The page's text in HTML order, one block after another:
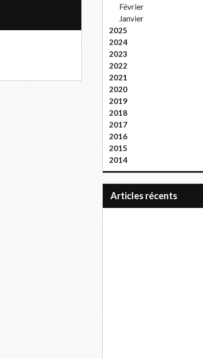
Février
Janvier
2025
2024
2023
2022
2021
2020
2019
2018
2017
2016
2015
2014
articles récents